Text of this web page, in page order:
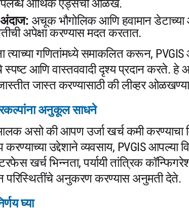
आर्थिक एड्सची ओळख.
अचूक भौगोलिक आणि हवामान डेटाच्या
अपेक्षा करण्यास मदत करतात.
त्याच्या गणितांमध्ये समाकलित करून,
स्पष्ट आणि वास्तववादी दृश्य प्रदान करते.
जास्त करण्यासाठी की लीव्हर
अनुकूल साधने
असो की आपण उर्जा खर्च कमी करण्याचा
उद्देशाने व्यवसाय, PVGIS आपल्या
खर्च भिन्नता, पर्यायी तांत्रिक
परिस्थितींचे अनुकरण करण्यास अनुमती देते.
घ्या